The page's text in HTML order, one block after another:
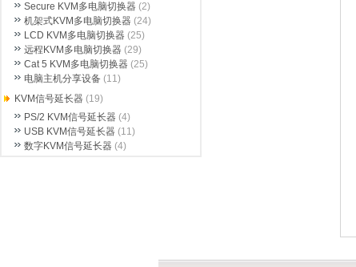
Secure KVM多电脑切换器 (2)
机架式KVM多电脑切换器 (24)
LCD KVM多电脑切换器 (25)
远程KVM多电脑切换器 (29)
Cat 5 KVM多电脑切换器 (25)
电脑主机分享设备 (11)
KVM信号延长器 (19)
PS/2 KVM信号延长器 (4)
USB KVM信号延长器 (11)
数字KVM信号延长器 (4)